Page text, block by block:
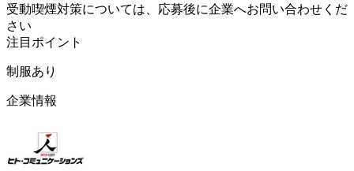
受動喫煙対策については、応募後に企業へお問い合わせくだ
さい
注目ポイント
制服あり
企業情報